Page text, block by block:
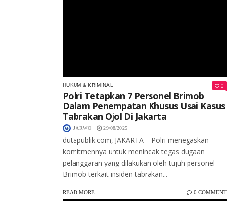
HUKUM & KRIMINAL 0
Polri Tetapkan 7 Personel Brimob
Dalam Penempatan Khusus Usai Kasus
Tabrakan Ojol Di Jakarta
JARWO 29/08/2025
dutapublik.com, JAKARTA – Polri menegaskan
komitmennya untuk menindak tegas dugaan
pelanggaran yang dilakukan oleh tujuh personel
Brimob terkait insiden tabrakan...
READ MORE 0 COMMENT